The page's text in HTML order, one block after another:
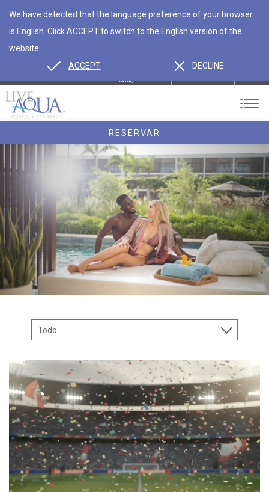
RESERVAR
We have detected that the language preference of your browser
is English. Click ACCEPT to switch to the English version of the
website.
ACCEPT
DECLINE
Todo